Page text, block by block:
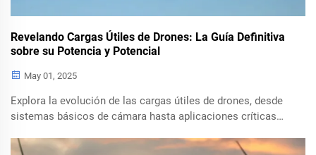
Revelando Cargas Útiles de Drones: La Guía Definitiva
sobre su Potencia y Potencial
May 01, 2025
Explora la evolución de las cargas útiles de drones, desde
sistemas básicos de cámara hasta aplicaciones críticas
impulsados por IA en agricultura, logística y respuesta a